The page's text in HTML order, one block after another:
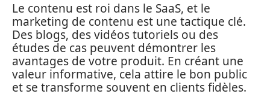
Le contenu est roi dans le SaaS, et le
marketing de contenu est une tactique clé.
Des blogs, des vidéos tutoriels ou des
études de cas peuvent démontrer les
avantages de votre produit. En créant une
valeur informative, cela attire le bon public
et se transforme souvent en clients fidèles.